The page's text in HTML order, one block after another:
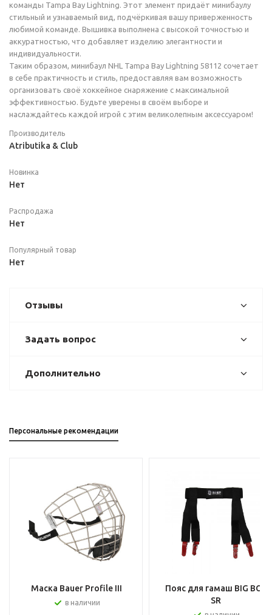
команды Tampa Bay Lightning. Этот элемент придаёт минибаулу
стильный и узнаваемый вид, подчёркивая вашу приверженность
любимой команде. Вышивка выполнена с высокой точностью и
аккуратностью, что добавляет изделию элегантности и
индивидуальности.
Таким образом, минибаул NHL Tampa Bay Lightning 58112 сочетает
в себе практичность и стиль, предоставляя вам возможность
организовать своё хоккейное снаряжение с максимальной
эффективностью. Будьте уверены в своём выборе и
наслаждайтесь каждой игрой с этим великолепным аксессуаром!
Производитель
Atributika & Club
Новинка
Нет
Распродажа
Нет
Популярный товар
Нет
Отзывы
Задать вопрос
Дополнительно
Персональные рекомендации
Маска Bauer Profile III
в наличии
Пояс для гамаш BIG BOY
SR